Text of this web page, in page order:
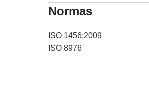
Normas
ISO 1456:2009
ISO 8976